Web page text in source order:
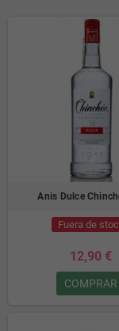
Anis Dulce
Fuera de
12,90 €
COMPRAR